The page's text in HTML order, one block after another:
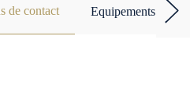
de contact Equipements et